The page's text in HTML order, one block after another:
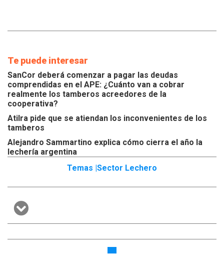
Te puede interesar
SanCor deberá comenzar a pagar las deudas
comprendidas en el APE: ¿Cuánto van a cobrar
realmente los tamberos acreedores de la
cooperativa?
Atilra pide que se atiendan los inconvenientes de los
tamberos
Alejandro Sammartino explica cómo cierra el año la
lechería argentina
Temas | Sector Lechero